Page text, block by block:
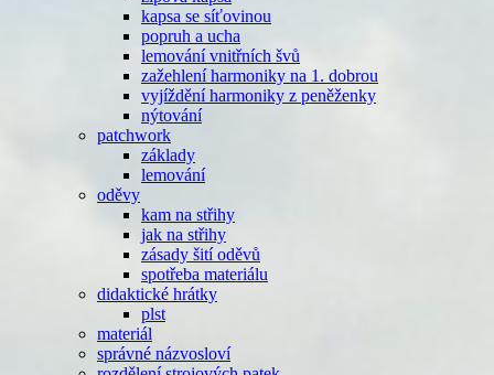
kapsa se síťovinou
popruh a ucha
lemování vnitřních švů
zažehlení harmoniky na 1. dobrou
vyjíždění harmoniky z peněženky
nýtování
patchwork
základy
lemování
oděvy
kam na střihy
jak na střihy
zásady šití oděvů
spotřeba materiálu
didaktické hrátky
plst
materiál
správné názvosloví